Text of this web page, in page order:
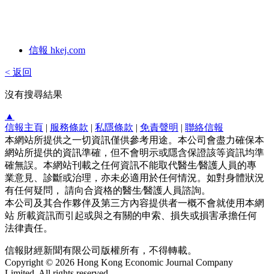
信報 hkej.com
< 返回
沒有搜尋結果
▲
信報主頁 | 服務條款 | 私隱條款 | 免責聲明 | 聯絡信報
本網站所提供之一切資訊僅供參考用途。本公司會盡力確保本
網站所提供的資訊準確，但不會明示或隱含保證該等資訊均準
確無誤。本網站刊載之任何資訊不能取代醫生∕醫護人員的專
業意見、診斷或治理，亦未必適用於任何情況。如對身體狀況
有任何疑問， 請向合資格的醫生∕醫護人員諮詢。
本公司及其合作夥伴及第三方內容提供者一概不會就使用本網
站 所載資訊而引起或與之有關的申索、損失或損害承擔任何
法律責任。
信報財經新聞有限公司版權所有，不得轉載。
Copyright © 2026 Hong Kong Economic Journal Company